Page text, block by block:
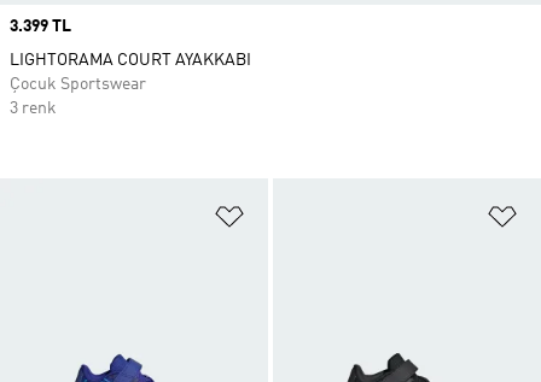
Price
3.399 TL
LIGHTORAMA COURT AYAKKABI
Çocuk Sportswear
3 renk